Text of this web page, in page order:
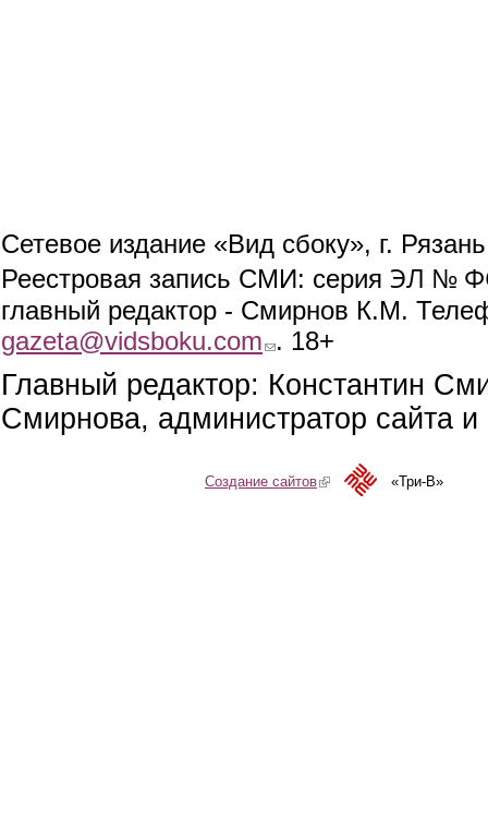
Сетевое издание «Вид сбоку», г.
Реестровая запись СМИ: серия ЭЛ №
главный редактор - Смирнов К.М.
gazeta@vidsboku.com (link sends e-mail)
. 18+
Главный редактор: Константин
Смирнова, администратор сайта
Создание сайтов(link is external)«Три-В»